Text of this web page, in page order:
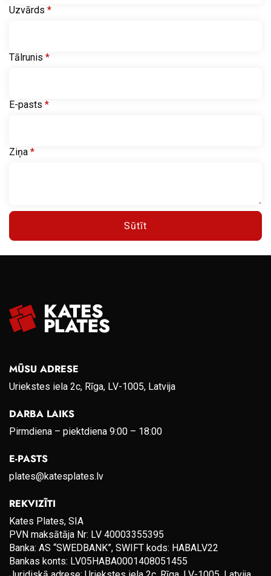
Uzvārds *
Tālrunis *
E-pasts *
Ziņa *
Sūtīt
MŪSU ADRESE
Uriekstes iela 2c, Rīga, LV-1005, Latvija
DARBA LAIKS
Pirmdiena – piektdiena 9:00 – 18:00
E-PASTS
plates@katesplates.lv
REKVIZĪTI
Kates Plates, SIA
PVN maksātāja Nr: LV 40003355395
Banka: AS “SWEDBANK”, SWIFT kods: HABALV22
Bankas konts: LV05HABA0001408051455